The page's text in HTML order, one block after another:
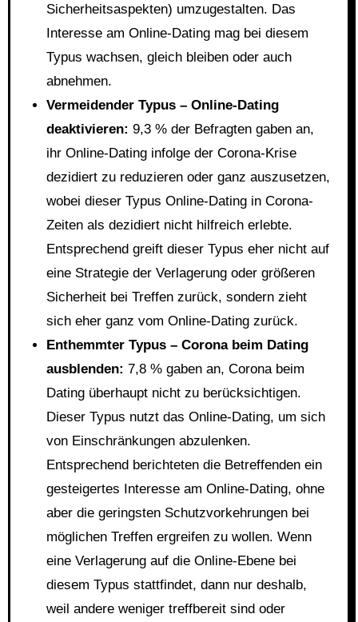
Sicherheitsaspekten) umzugestalten. Das
Interesse am Online-Dating mag bei diesem
Typus wachsen, gleich bleiben oder auch
abnehmen.
Vermeidender Typus – Online-Dating
deaktivieren: 9,3 % der Befragten gaben an,
ihr Online-Dating infolge der Corona-Krise
dezidiert zu reduzieren oder ganz auszusetzen,
wobei dieser Typus Online-Dating in Corona-
Zeiten als dezidiert nicht hilfreich erlebte.
Entsprechend greift dieser Typus eher nicht auf
eine Strategie der Verlagerung oder größeren
Sicherheit bei Treffen zurück, sondern zieht
sich eher ganz vom Online-Dating zurück.
Enthemmter Typus – Corona beim Dating
ausblenden:7,8 % gaben an, Corona beim
Dating überhaupt nicht zu berücksichtigen.
Dieser Typus nutzt das Online-Dating, um sich
von Einschränkungen abzulenken.
Entsprechend berichteten die Betreffenden ein
gesteigertes Interesse am Online-Dating, ohne
aber die geringsten Schutzvorkehrungen bei
möglichen Treffen ergreifen zu wollen. Wenn
eine Verlagerung auf die Online-Ebene bei
diesem Typus stattfindet, dann nur deshalb,
weil andere weniger treffbereit sind oder